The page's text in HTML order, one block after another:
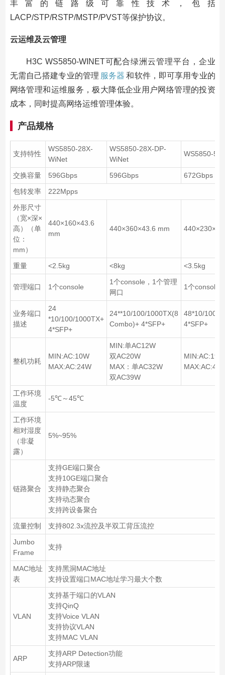
丰富的链路级可靠性技术，包括
LACP/STP/RSTP/MSTP/PVST等保护协议。
云运维及云管理
H3C WS5850-WINET可配合绿洲云管理平台，企业
无需自己搭建专业的管理 服务器 和软件，即可享用专业的
网络管理和运维服务，极大降低企业用户网络管理的投资
成本，同时提高网络运维管理体验。
产品规格
支持特性
WS5850-28X-
WiNet
WS5850-28X-DP-
WiNet
WS5850-
交换容量 596Gbps 596Gbps
672Gbps
包转发率
222Mpps
外形尺寸
（宽×深×
高）（单
位：
mm）
440×160×43.6
mm
440×360×43.6 mm
重量 <2.5kg <8kg <3.5kg
管理端口 1个console
1个console，1个管理
网口
1个console
业务端口
描述
24
*10/100/1000TX+
4*SFP+
24**10/100/1000TX(8
Combo)+ 4*SFP+
48*10/100/
4*SFP+
整机功耗
MIN:AC:10W
MAX:AC:24W
MIN:单AC12W
双AC20W
MAX：单AC32W
双AC39W
MIN:AC:19W
工作环境
温度
-5℃～45℃
工作环境
相对湿度
（非凝
露）
5%~95%
链路聚合
支持GE端口聚合
支持10GE端口聚合
支持静态聚合
支持动态聚合
支持跨设备聚合
流量控制
支持802.3x流控及半双工背压流控
Jumbo
Frame
支持
MAC地址
表
支持黑洞MAC地址
支持设置端口MAC地址学习最大个数
VLAN
支持基于端口的VLAN
支持QinQ
支持Voice VLAN
支持协议VLAN
支持MAC VLAN
ARP
支持ARP Detection功能
支持ARP限速